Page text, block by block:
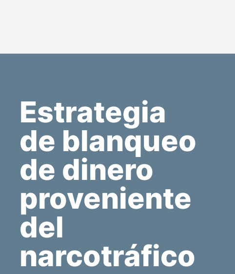
Estrategia
de blanqueo
de dinero
proveniente
del
narcotráfico